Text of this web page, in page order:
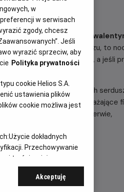
straszną noc anty/
serduszkowego kiczu, to
formą romantyzmu, a jeśli
dość wszechobecnych
Pokażemy trzy przerażające
HILL” i po krótkiej przerwie,
godz. 4:45
w
w serwisach
zgody, chcesz
Jeśli
wyrazić sprzeciw, aby
Polityka prywatności
cookie Helios S.A.
ustawienia plików
cookie możliwa jest
Użycie dokładnych
Przechowywanie
i treści, opinie
Akceptuję